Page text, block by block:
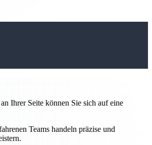
Ihrer Seite können Sie sich auf eine
Teams handeln präzise und